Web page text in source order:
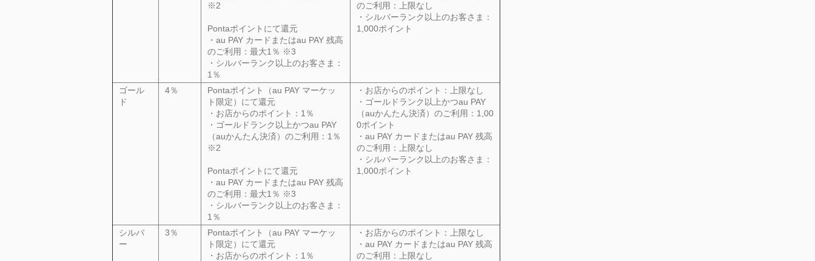
※2
Pontaポイントにて還元
・au PAY カードまたはau PAY 残高
のご利用：最大1％ ※3
・シルバーランク以上のお客さま：
1％
のご利用：上限なし
・シルバーランク以上のお客さま：
1,000ポイント
ゴール
ド
4％ Pontaポイント（au PAY マーケッ
ト限定）にて還元
・お店からのポイント：1％
・ゴールドランク以上かつau PAY
（auかんたん決済）のご利用：1％
※2
Pontaポイントにて還元
・au PAY カードまたはau PAY 残高
のご利用：最大1％ ※3
・シルバーランク以上のお客さま：
1％
・お店からのポイント：上限なし
・ゴールドランク以上かつau PAY
（auかんたん決済）のご利用：1,00
0ポイント
・au PAY カードまたはau PAY 残高
のご利用：上限なし
・シルバーランク以上のお客さま：
1,000ポイント
シルバ
ー
3％ Pontaポイント（au PAY マーケッ
ト限定）にて還元
・お店からのポイント：1％
・お店からのポイント：上限なし
・au PAY カードまたはau PAY 残高
のご利用：上限なし